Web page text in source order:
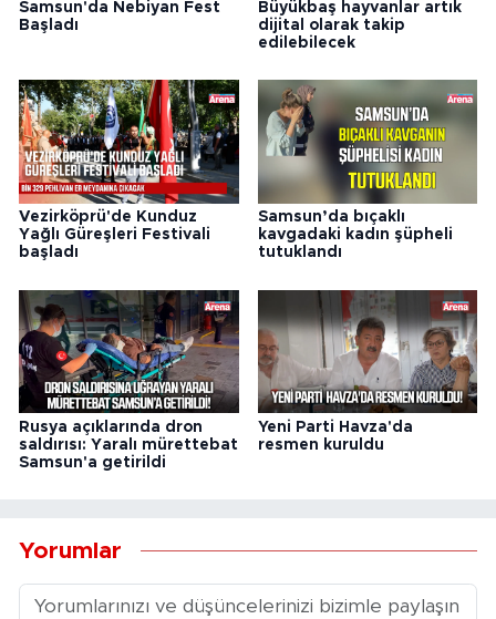
Samsun'da Nebiyan Fest
Başladı
Büyükbaş hayvanlar artık
dijital olarak takip
edilebilecek
Vezirköprü'de Kunduz
Yağlı Güreşleri Festivali
başladı
Samsun’da bıçaklı
kavgadaki kadın şüpheli
tutuklandı
Rusya açıklarında dron
saldırısı: Yaralı mürettebat
Samsun'a getirildi
Yeni Parti Havza'da
resmen kuruldu
Yorumlar